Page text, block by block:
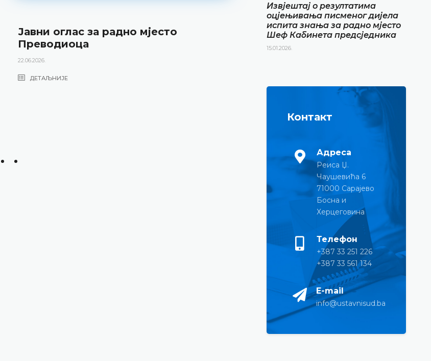
Јавни оглас за радно мјесто
Преводиоца
22.06.2026.
ДЕТАЉНИЈЕ
Извјештај о резултатима
оцјењивања писменог дијела
15.01.2026.
Извјештај о резултатима
оцјењивања писменог дијела
испита знања за радно мјесто
Шеф Кабинета предсједника
15.01.2026.
Контакт
Адреса
Реиса Џ.
Чаушевића 6
71000 Сарајево
Босна и
Херцеговина
Телефон
+387 33 251 226
+387 33 561 134
E-mail
info@ustavnisud.ba